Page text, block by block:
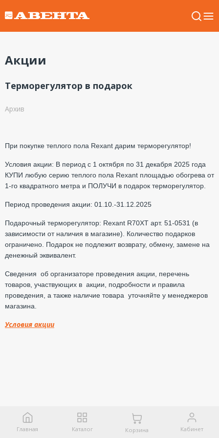
Акции
Терморегулятор в подарок
Архив
При покупке теплого пола Rexant дарим терморегулятор!
Условия акции: В период с 1 октября по 31 декабря 2025 года
КУПИ любую серию теплого пола Rexant площадью обогрева от
1-го квадратного метра и ПОЛУЧИ в подарок терморегулятор.
Период проведения акции: 01.10.-31.12.2025
Подарочный терморегулятор: Rexant R70XT арт. 51-0531 (в
зависимости от наличия в магазине). Количество подарков
ограничено. Подарок не подлежит возврату, обмену, замене на
денежный эквивалент.
Сведения об организаторе проведения акции, перечень
товаров, участвующих в акции, подробности и правила
проведения, а также наличие товара уточняйте у менеджеров
магазина.
Условия акции
Главная Каталог Корзина Кабинет